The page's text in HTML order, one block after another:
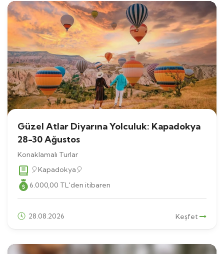
Güzel Atlar Diyarına Yolculuk: Kapadokya
28-30 Ağustos
Konaklamalı Turlar
🎈Kapadokya🎈
6.000,00 TL'den itibaren
28.08.2026 Keşfet